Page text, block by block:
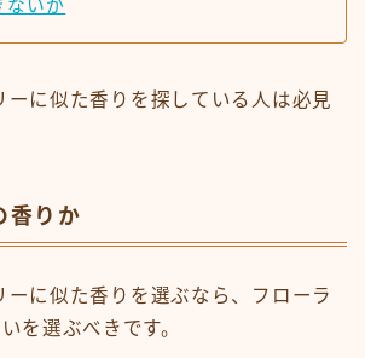
ないか
に似た香りを探している人は必見
香りか
に似た香りを選ぶなら、フローラ
を選ぶべきです。